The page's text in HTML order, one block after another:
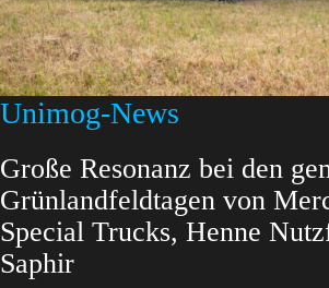
Unimog-News
Große Resonanz bei den
Grünlandfeldtagen von
Special Trucks, Henne
Saphir